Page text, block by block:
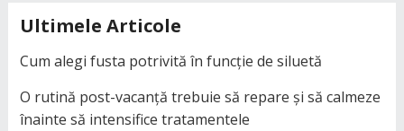
Ultimele Articole
Cum alegi fusta potrivită în funcție de siluetă
O rutină post-vacanță trebuie să repare și să calmeze
înainte să intensifice tratamentele